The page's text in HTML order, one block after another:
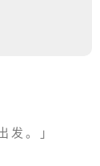
发。」